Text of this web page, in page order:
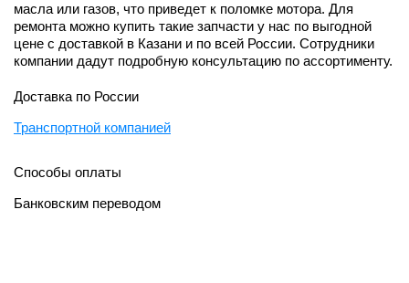
масла или газов, что приведет к поломке мотора. Для
ремонта можно купить такие запчасти у нас по выгодной
цене с доставкой в Казани и по всей России. Сотрудники
компании дадут подробную консультацию по ассортименту.
Доставка по России
Транспортной компанией
Способы оплаты
Банковским переводом